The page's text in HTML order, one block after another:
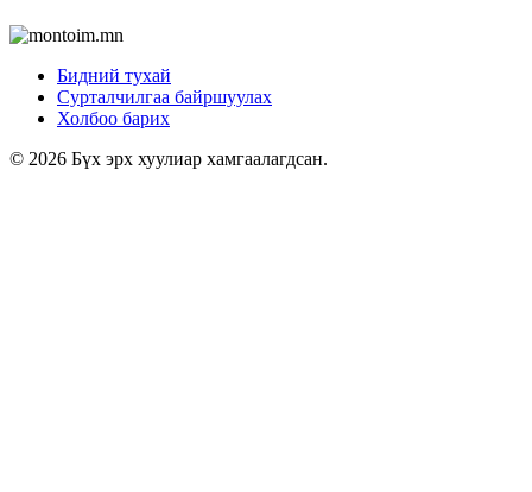
Бидний тухай
Сурталчилгаа байршуулах
Холбоо барих
© 2026 Бүх эрх хуулиар хамгаалагдсан.